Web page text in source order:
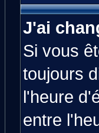
J'ai
Si vous
toujours
l'heure
entre